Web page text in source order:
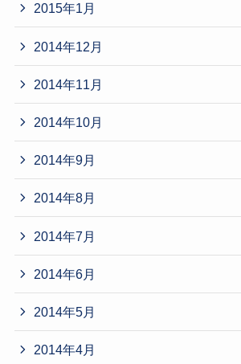
2015年1月
2014年12月
2014年11月
2014年10月
2014年9月
2014年8月
2014年7月
2014年6月
2014年5月
2014年4月